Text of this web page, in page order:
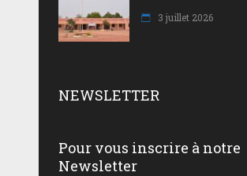
3 juillet 2026
NEWSLETTER
Pour vous inscrire à notre
Newsletter